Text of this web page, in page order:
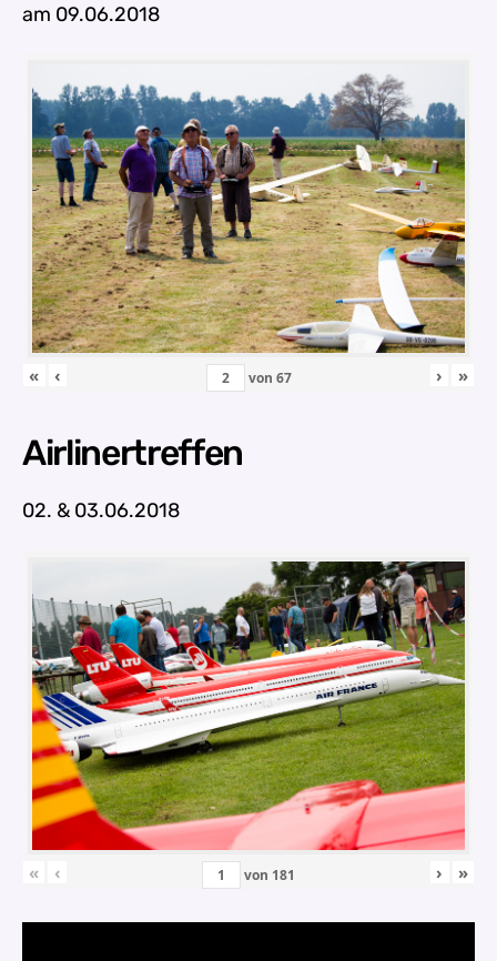
am 09.06.2018
« ‹ von 67 › »
Airlinertreffen
02. & 03.06.2018
« ‹ von 181 › »